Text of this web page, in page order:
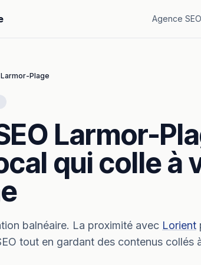
Agence SEO
Larmor-Plage
Larmor-
qui colle à
balnéaire. La proximité avec Lorient
tout en gardant des contenus collés